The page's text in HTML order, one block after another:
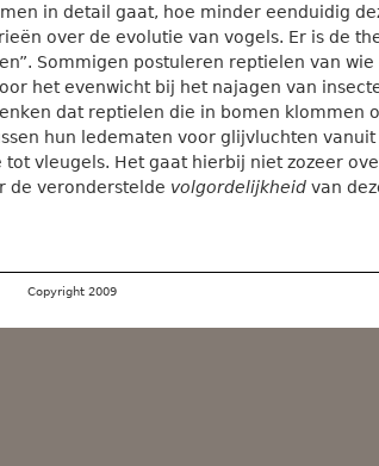
in detail gaat, hoe minder eenduidig
over de evolutie van vogels. Er is de
Sommigen postuleren reptielen van
het evenwicht bij het najagen van
dat reptielen die in bomen klommen
hun ledematen voor glijvluchten
vleugels. Het gaat hierbij niet zozeer
de veronderstelde volgordelijkheid van
Copyright 2009